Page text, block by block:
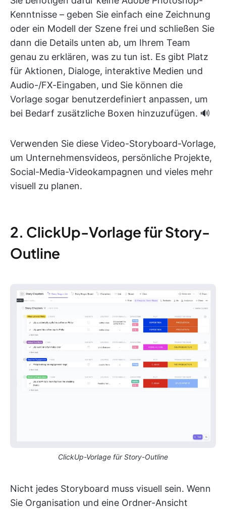
Kenntnisse – geben Sie einfach eine Zeichnung
oder ein Modell der Szene frei und schließen Sie
dann die Details unten ab, um Ihrem Team
genau zu erklären, was zu tun ist. Es gibt Platz
für Aktionen, Dialoge, interaktive Medien und
Audio-/FX-Eingaben, und Sie können die
Vorlage sogar benutzerdefiniert anpassen, um
bei Bedarf zusätzliche Boxen hinzuzufügen. 🔊
Verwenden Sie diese Video-Storyboard-Vorlage,
um Unternehmensvideos, persönliche Projekte,
Social-Media-Videokampagnen und vieles mehr
visuell zu planen.
2. ClickUp-Vorlage für Story-
Outline
ClickUp-Vorlage für Story-Outline
Nicht jedes Storyboard muss visuell sein. Wenn
Sie Organisation und eine Ordner-Ansicht